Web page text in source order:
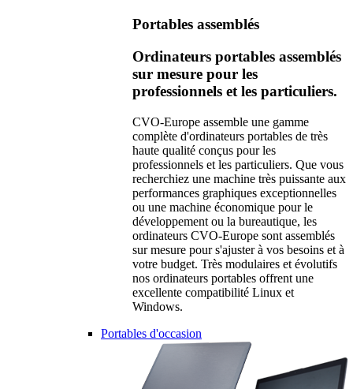
Portables assemblés
Ordinateurs portables assemblés
sur mesure pour les
professionnels et les particuliers.
CVO-Europe assemble une gamme
complète d'ordinateurs portables de très
haute qualité conçus pour les
professionnels et les particuliers. Que vous
recherchiez une machine très puissante aux
performances graphiques exceptionnelles
ou une machine économique pour le
développement ou la bureautique, les
ordinateurs CVO-Europe sont assemblés
sur mesure pour s'ajuster à vos besoins et à
votre budget. Très modulaires et évolutifs
nos ordinateurs portables offrent une
excellente compatibilité Linux et
Windows.
Portables d'occasion